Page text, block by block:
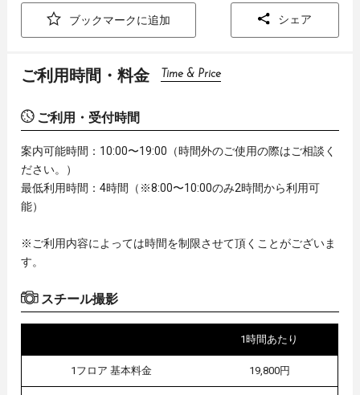
ブックマークに追加 シェア
ご利用時間・料金 Time & Price
ご利用・受付時間
案内可能時間：10:00〜19:00（時間外のご使用の際はご相談く
ださい。）
最低利用時間：4時間（※8:00〜10:00のみ2時間から利用可
能）
※ご利用内容によっては時間を制限させて頂くことがございま
す。
スチール撮影
1時間あたり
1フロア 基本料金 19,800円